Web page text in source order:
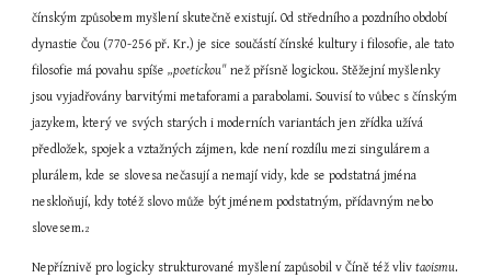
čínským způsobem myšlení skutečně existují. Od středního a pozdního období
dynastie Čou (770-256 př. Kr.) je sice součástí čínské kultury i filosofie, ale tato
filosofie má povahu spíše „poetickou" než přísně logickou. Stěžejní myšlenky
jsou vyjadřovány barvitými metaforami a parabolami. Souvisí to vůbec s čínským
jazykem, který ve svých starých i moderních variantách jen zřídka užívá
předložek, spojek a vztažných zájmen, kde není rozdílu mezi singulárem a
plurálem, kde se slovesa nečasují a nemají vidy, kde se podstatná jména
neskloňují, kdy totéž slovo může být jménem podstatným, přídavným nebo
slovesem.2
Nepříznivě pro logicky strukturované myšlení zapůsobil v Číně též vliv taoismu.